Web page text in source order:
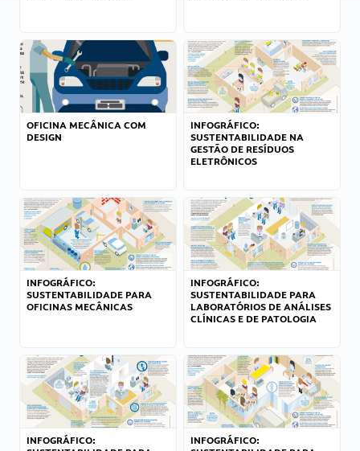
OFICINA MECÂNICA COM
DESIGN
INFOGRÁFICO:
SUSTENTABILIDADE NA
GESTÃO DE RESÍDUOS
ELETRÔNICOS
INFOGRÁFICO:
SUSTENTABILIDADE PARA
OFICINAS MECÂNICAS
INFOGRÁFICO:
SUSTENTABILIDADE PARA
LABORATÓRIOS DE ANÁLISES
CLÍNICAS E DE PATOLOGIA
INFOGRÁFICO:
INFOGRÁFICO: